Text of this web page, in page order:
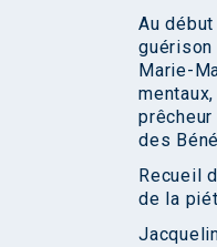
Au
Marie-
des
Recueil
de la